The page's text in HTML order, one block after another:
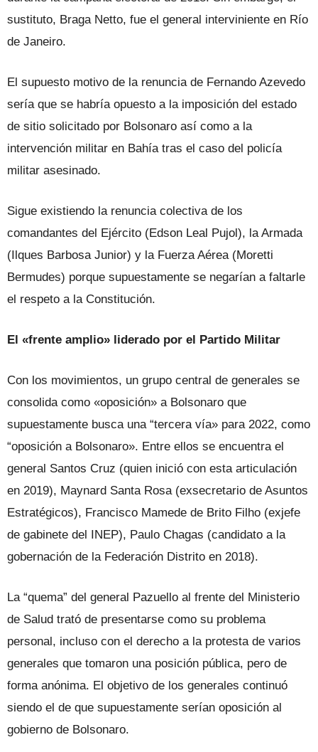
sustituto, Braga Netto, fue el general interviniente en Río
de Janeiro.
El supuesto motivo de la renuncia de Fernando Azevedo
sería que se habría opuesto a la imposición del estado
de sitio solicitado por Bolsonaro así como a la
intervención militar en Bahía tras el caso del policía
militar asesinado.
Sigue existiendo la renuncia colectiva de los
comandantes del Ejército (Edson Leal Pujol), la Armada
(Ilques Barbosa Junior) y la Fuerza Aérea (Moretti
Bermudes) porque supuestamente se negarían a faltarle
el respeto a la Constitución.
El «frente amplio» liderado por el Partido Militar
Con los movimientos, un grupo central de generales se
consolida como «oposición» a Bolsonaro que
supuestamente busca una “tercera vía» para 2022, como
“oposición a Bolsonaro». Entre ellos se encuentra el
general Santos Cruz (quien inició con esta articulación
en 2019), Maynard Santa Rosa (exsecretario de Asuntos
Estratégicos), Francisco Mamede de Brito Filho (exjefe
de gabinete del INEP), Paulo Chagas (candidato a la
gobernación de la Federación Distrito en 2018).
La “quema” del general Pazuello al frente del Ministerio
de Salud trató de presentarse como su problema
personal, incluso con el derecho a la protesta de varios
generales que tomaron una posición pública, pero de
forma anónima. El objetivo de los generales continuó
siendo el de que supuestamente serían oposición al
gobierno de Bolsonaro.